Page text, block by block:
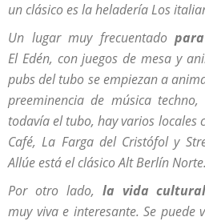
un clásico es la heladería Los
Un lugar muy frecuentado
El Edén, con juegos de mesa y
pubs del tubo se empiezan a
preeminencia de música
todavía el tubo, hay varios locales
Café, La Farga del Cristófol y
Allúe está el clásico Alt Berlín Norte.
Por otro lado, la vida cultural
muy viva e interesante. Se puede